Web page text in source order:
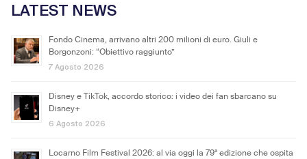
LATEST NEWS
Fondo Cinema, arrivano altri 200 milioni di euro. Giuli e
Borgonzoni: “Obiettivo raggiunto”
7 Agosto 2026
Disney e TikTok, accordo storico: i video dei fan sbarcano su
Disney+
6 Agosto 2026
Locarno Film Festival 2026: al via oggi la 79ª edizione che ospita